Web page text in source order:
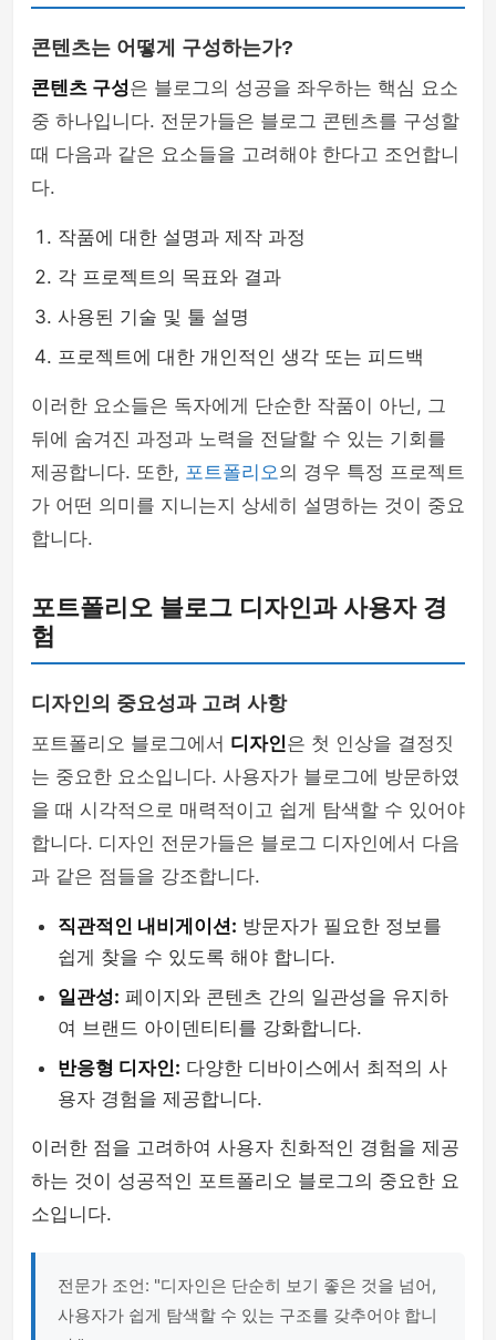
콘텐츠는 어떻게 구성하는가?
콘텐츠 구성은 블로그의 성공을 좌우하는 핵심 요소
중 하나입니다. 전문가들은 블로그 콘텐츠를 구성할
때 다음과 같은 요소들을 고려해야 한다고 조언합니
다.
작품에 대한 설명과 제작 과정
각 프로젝트의 목표와 결과
사용된 기술 및 툴 설명
프로젝트에 대한 개인적인 생각 또는 피드백
이러한 요소들은 독자에게 단순한 작품이 아닌, 그
뒤에 숨겨진 과정과 노력을 전달할 수 있는 기회를
제공합니다. 또한, 포트폴리오의 경우 특정 프로젝트
가 어떤 의미를 지니는지 상세히 설명하는 것이 중요
합니다.
포트폴리오 블로그 디자인과 사용자 경
험
디자인의 중요성과 고려 사항
포트폴리오 블로그에서 디자인은 첫 인상을 결정짓
는 중요한 요소입니다. 사용자가 블로그에 방문하였
을 때 시각적으로 매력적이고 쉽게 탐색할 수 있어야
합니다. 디자인 전문가들은 블로그 디자인에서 다음
과 같은 점들을 강조합니다.
직관적인 내비게이션: 방문자가 필요한 정보를
쉽게 찾을 수 있도록 해야 합니다.
일관성: 페이지와 콘텐츠 간의 일관성을 유지하
여 브랜드 아이덴티티를 강화합니다.
반응형 디자인: 다양한 디바이스에서 최적의 사
용자 경험을 제공합니다.
이러한 점을 고려하여 사용자 친화적인 경험을 제공
하는 것이 성공적인 포트폴리오 블로그의 중요한 요
소입니다.
전문가 조언: "디자인은 단순히 보기 좋은 것을 넘어,
사용자가 쉽게 탐색할 수 있는 구조를 갖추어야 합니